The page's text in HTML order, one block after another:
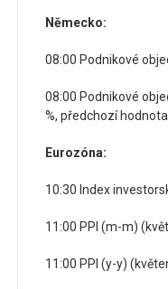
Německo:
08:00 Podnikové
08:00 Podnikové
%, předchozí
Eurozóna:
10:30 Index
11:00 PPI (m-m)
11:00 PPI (y-y)